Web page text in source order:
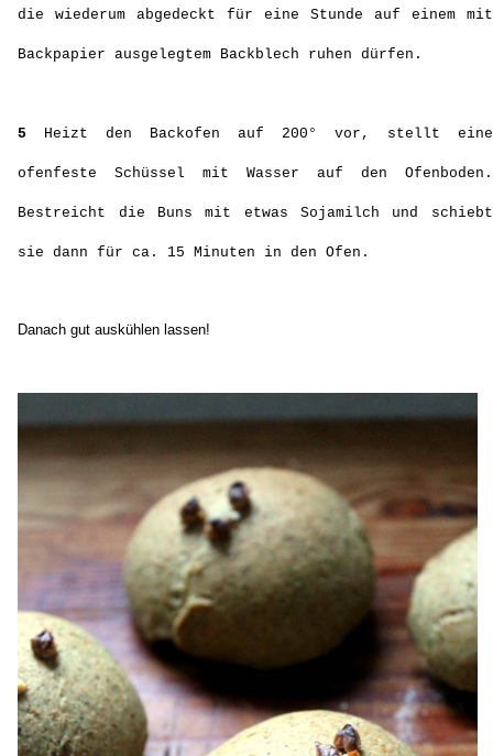
die wiederum abgedeckt für eine Stunde auf einem mit
Backpapier ausgelegtem Backblech ruhen dürfen.
5 Heizt den Backofen auf 200° vor, stellt eine
ofenfeste Schüssel mit Wasser auf den Ofenboden.
Bestreicht die Buns mit etwas Sojamilch und schiebt
sie dann für ca. 15 Minuten in den Ofen.
Danach gut auskühlen lassen!